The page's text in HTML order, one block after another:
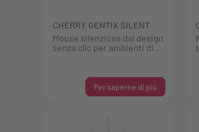
CHERRY GENTIX SILENT
Mouse silenzioso dal design
senza clic per ambienti di...
Per saperne di più